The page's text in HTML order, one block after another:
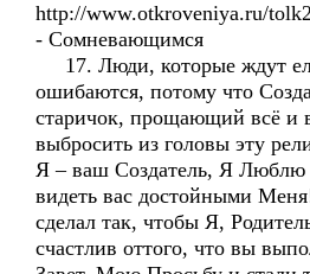
http://www.otkroveniya.ru/
- Сомневающимся
17. Люди, которые ждут
ошибаются, потому что
старичок, прощающий всё и
выбросить из головы эту
Я – ваш Создатель, Я Люблю
видеть вас достойными
сделал так, чтобы Я,
счастлив оттого, что вы